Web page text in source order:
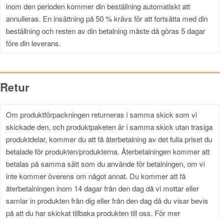
inom den perioden kommer din beställning automatiskt att
annulleras. En insättning på 50 % krävs för att fortsätta med din
beställning och resten av din betalning måste då göras 5 dagar
före din leverans.
Retur
Om produktförpackningen returneras i samma skick som vi
skickade den, och produktpaketen är i samma skick utan trasiga
produktdelar, kommer du att få återbetalning av det fulla priset du
betalade för produkten/produkterna. Återbetalningen kommer att
betalas på samma sätt som du använde för betalningen, om vi
inte kommer överens om något annat. Du kommer att få
återbetalningen inom 14 dagar från den dag då vi mottar eller
samlar in produkten från dig eller från den dag då du visar bevis
på att du har skickat tillbaka produkten till oss. För mer